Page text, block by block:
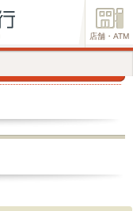
店舗・ATM